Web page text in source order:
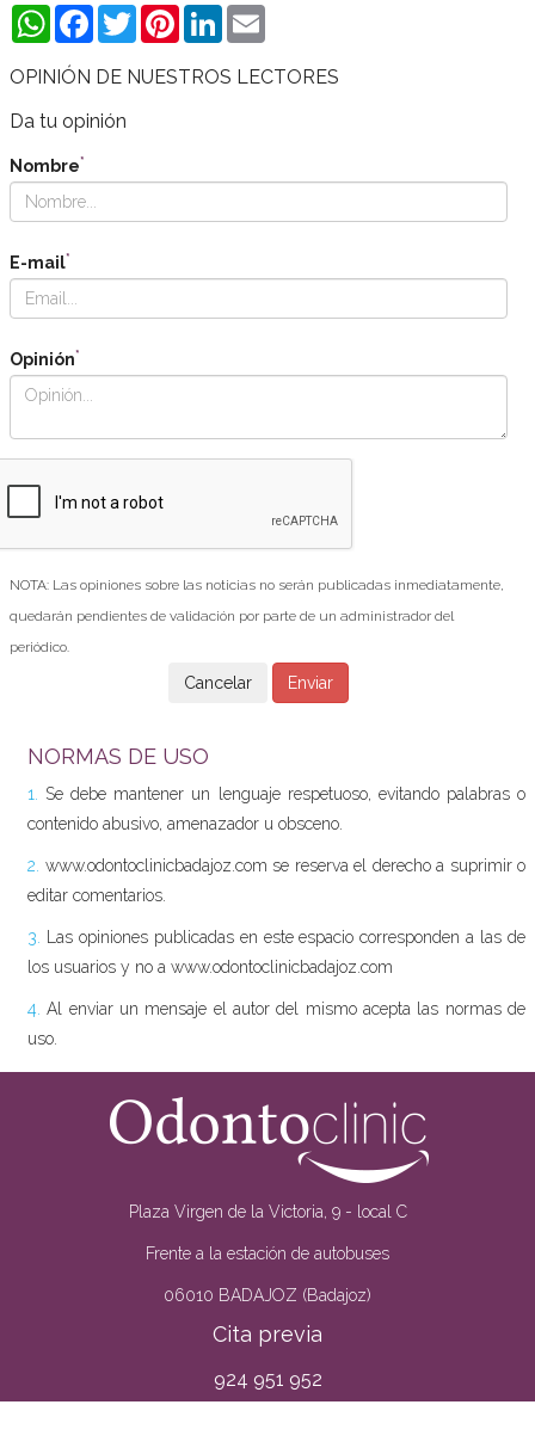
WhatsAppFacebookTwitterPinterestLinkedIn
OPINIÓN DE NUESTROS LECTORES
Da tu opinión
Nombre*
E-mail*
Opinión*
NOTA: Las opiniones sobre las noticias no serán publicadas inmediatamente,
quedarán pendientes de validación por parte de un administrador del
periódico.
NORMAS DE USO
1.
Se debe mantener un lenguaje respetuoso, evitando palabras o
contenido abusivo, amenazador u obsceno.
2. www.odontoclinicbadajoz.com se reserva el derecho a suprimir o
editar comentarios.
3.
Las opiniones publicadas en este espacio corresponden a las de
los usuarios y no a www.odontoclinicbadajoz.com
4. Al enviar un mensaje el autor del mismo acepta las normas de
uso.
Plaza Virgen de la Victoria, 9 - local C
Frente a la estación de autobuses
06010 BADAJOZ (Badajoz)
Cita previa
924 951 952